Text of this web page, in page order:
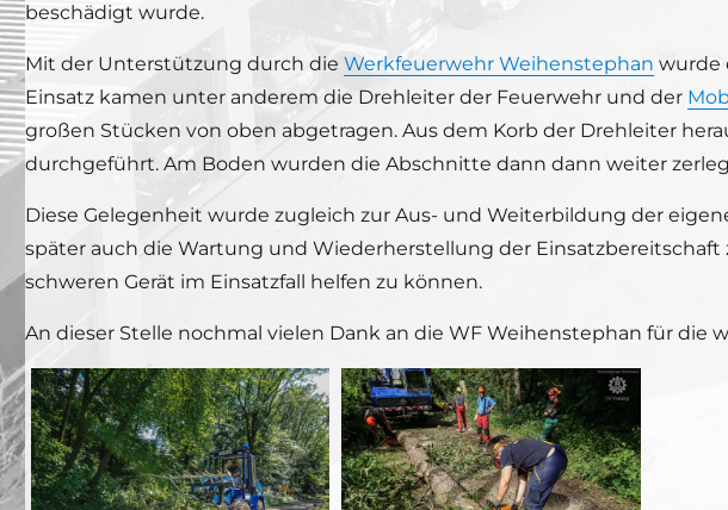
beschädigt wurde.
Mit der Unterstützung durch die Werkfeuerwehr Weihenstephan wurde
Einsatz kamen unter anderem die Drehleiter der Feuerwehr und der
großen Stücken von oben abgetragen. Aus dem Korb der Drehleiter
durchgeführt. Am Boden wurden die Abschnitte dann dann weiter
Diese Gelegenheit wurde zugleich zur Aus- und Weiterbildung der
später auch die Wartung und Wiederherstellung der
schweren Gerät im Einsatzfall helfen zu können.
An dieser Stelle nochmal vielen Dank an die WF Weihenstephan für